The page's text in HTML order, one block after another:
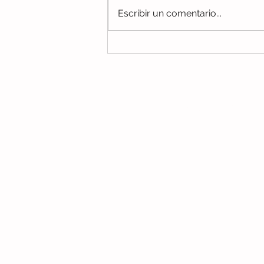
Regreso a clases, S.O.S
Escribir un comentario...